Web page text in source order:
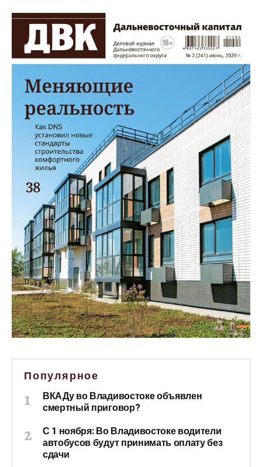
Популярное
ВКАДу во Владивостоке объявлен
смертный приговор?
С 1 ноября: Во Владивостоке водители
автобусов будут принимать оплату без
сдачи